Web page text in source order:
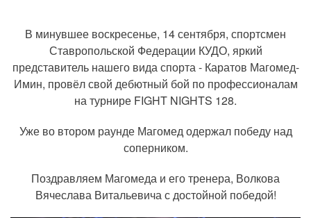
В минувшее воскресенье, 14 сентября, спортсмен
Ставропольской Федерации КУДО, яркий
представитель нашего вида спорта - Каратов Магомед-
Имин, провёл свой дебютный бой по профессионалам
на турнире FIGHT NIGHTS 128.
Уже во втором раунде Магомед одержал победу над
соперником.
Поздравляем Магомеда и его тренера, Волкова
Вячеслава Витальевича с достойной победой!